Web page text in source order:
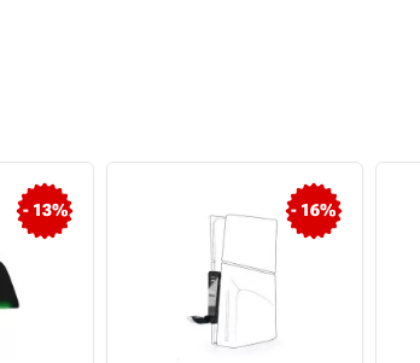
- 13% - 16%